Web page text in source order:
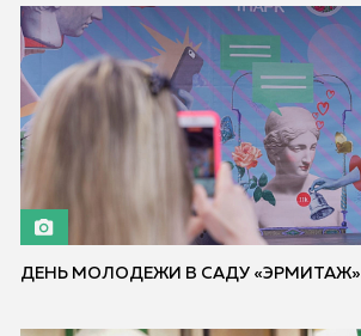
ДЕНЬ МОЛОДЕЖИ В САДУ «ЭРМИТАЖ»